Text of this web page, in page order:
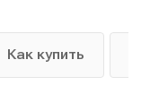
Как купить